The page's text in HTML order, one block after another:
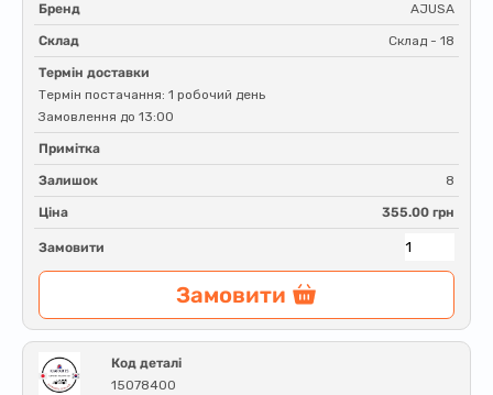
Бренд AJUSA
Склад Склад - 18
Термін доставки
Термін постачання: 1 робочий день
Замовлення до 13:00
Примітка
Залишок 8
Ціна 355.00 грн
Замовити
Замовити
Код деталі
15078400